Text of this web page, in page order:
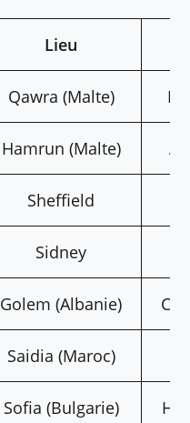
Lieu
Qawra (Malte)
Hamrun (Malte)
Sheffield
Sidney
Golem (Albanie)
Saidia (Maroc)
Sofia (Bulgarie)